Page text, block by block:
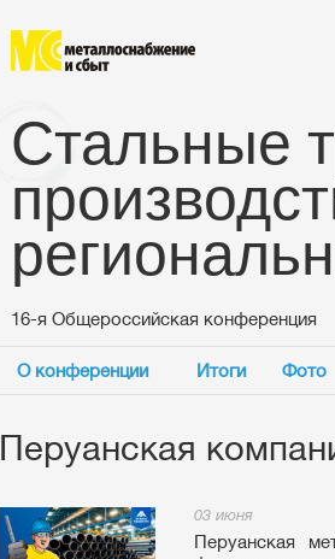
Стальные
16-я Общероссийская конференция
О конференции Итоги Фото
Перуанская
03 июня
Перуанская